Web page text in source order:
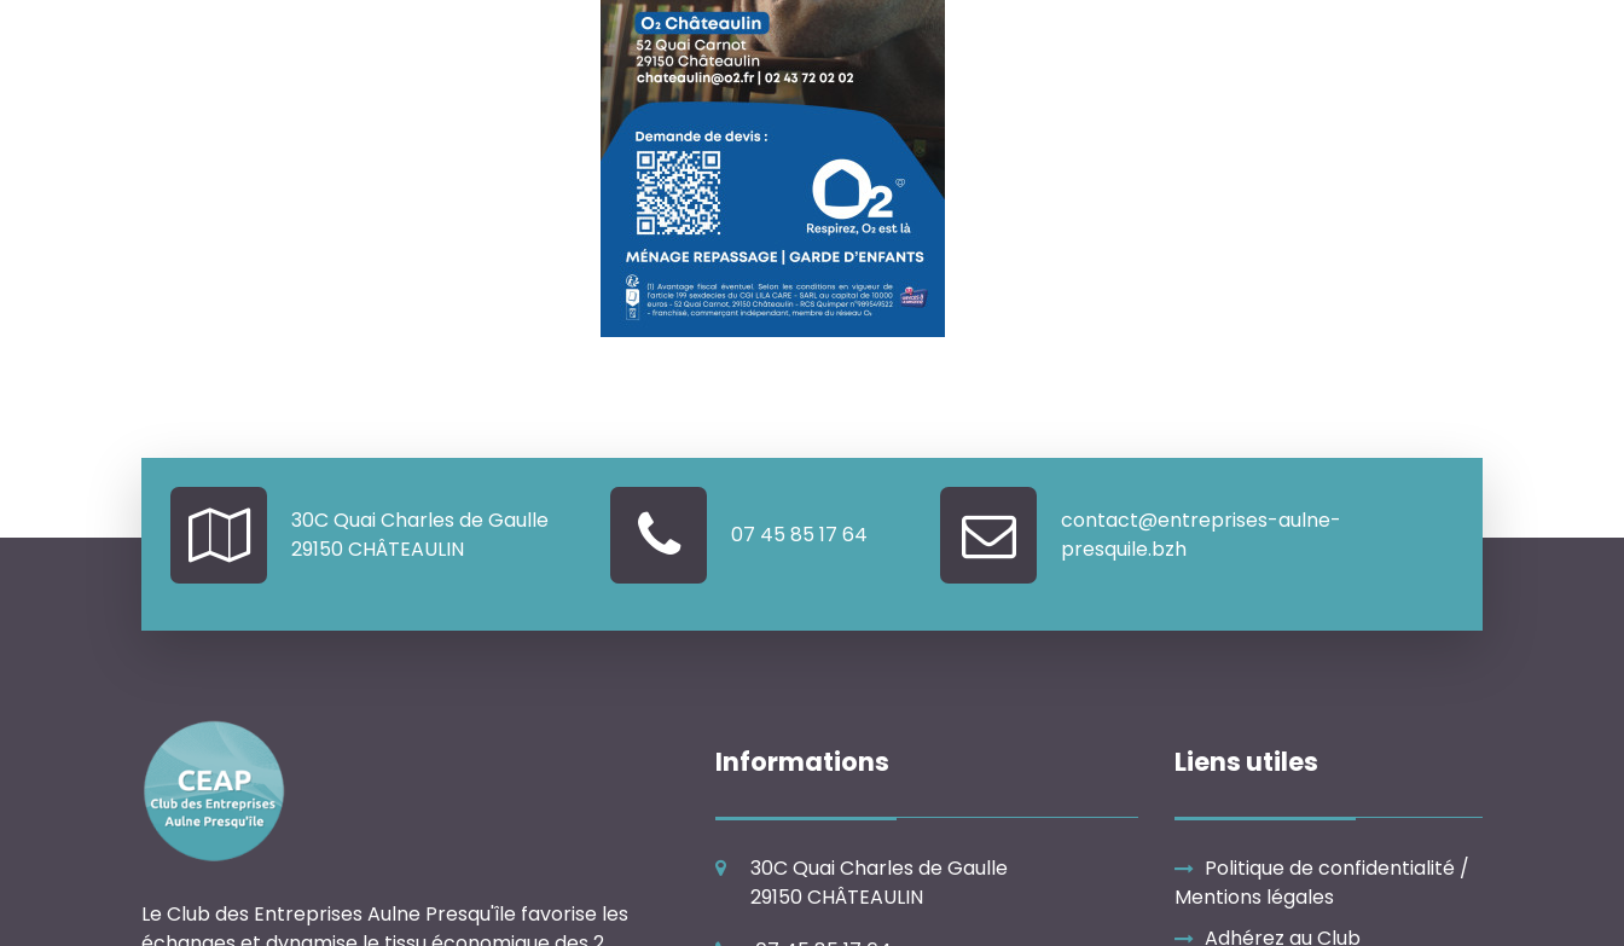
30C Quai Charles de Gaulle
29150 CHÂTEAULIN
07 45 85 17 64
contact@entreprises-aulne-
presquile.bzh
Le Club des Entreprises Aulne Presqu'île favorise les
Informations
30C Quai Charles de Gaulle
29150 CHÂTEAULIN
Liens utiles
Politique de confidentialité /
Mentions légales
Adhérez au Club